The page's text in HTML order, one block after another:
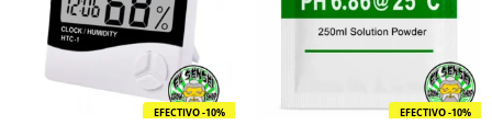
EFECTIVO -10% EFECTIVO -10%